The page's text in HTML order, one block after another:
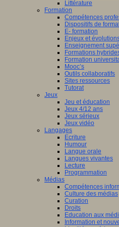
Littérature
Formation
Compétences
Dispositifs de
E- formation
Enjeux et
Enseignement
Formations
Formation
Mooc’s
Outils collaboratifs
Sites ressources
Tutorat
Jeux
Jeu et éducation
Jeux 4/12 ans
Jeux sérieux
Jeux vidéo
Langages
Ecriture
Humour
Langue orale
Langues vivantes
Lecture
Programmation
Médias
Compétences
Culture des médias
Curation
Droits
Education aux
Information et